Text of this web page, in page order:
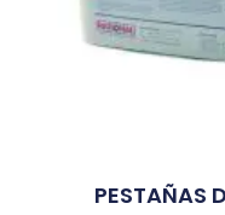
PESTAÑAS